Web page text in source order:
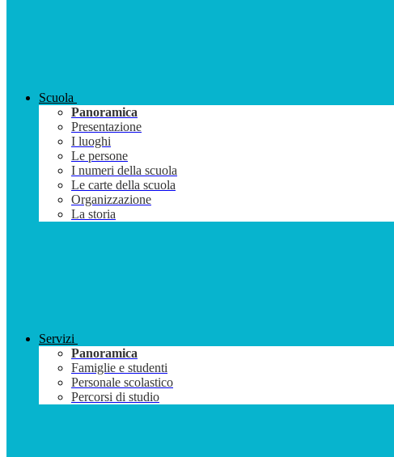
Scuola
Panoramica
Presentazione
I luoghi
Le persone
I numeri della scuola
Le carte della scuola
Organizzazione
La storia
Servizi
Panoramica
Famiglie e studenti
Personale scolastico
Percorsi di studio